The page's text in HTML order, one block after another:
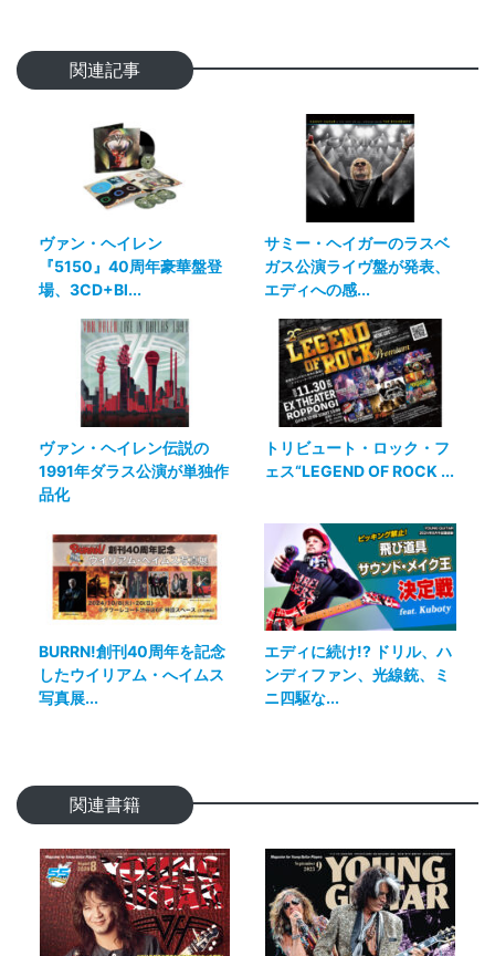
関連記事
ヴァン・ヘイレン
『5150』40周年豪華盤登
場、3CD+Bl...
サミー・ヘイガーのラスベ
ガス公演ライヴ盤が発表、
エディへの感...
ヴァン・ヘイレン伝説の
1991年ダラス公演が単独作
品化
トリビュート・ロック・フ
ェス“LEGEND OF ROCK ...
BURRN!創刊40周年を記念
したウイリアム・へイムス
写真展...
エディに続け!? ドリル、ハ
ンディファン、光線銃、ミ
ニ四駆な...
関連書籍